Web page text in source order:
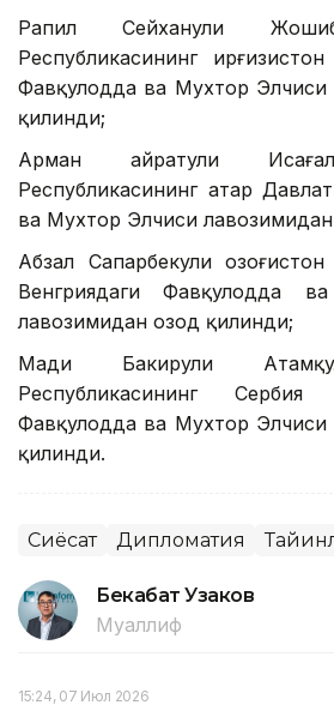
Рапил Сейханули
Республикасининг
Фавқулодда ва Мухтор Элчиси
қилинди;
Арман Қайратули
Республикасининг Қатар
ва Мухтор Элчиси
Абзал Сапарбекули
Венгриядаги Фавқулодда
лавозимидан озод қилинди;
Мади Бакирули
Республикасининг Сербия
Фавқулодда ва Мухтор Элчиси
қилинди.
Сиёсат Дипломатия
Бекабат Узаков
Муаллиф
15:24, 07 Июл 2026